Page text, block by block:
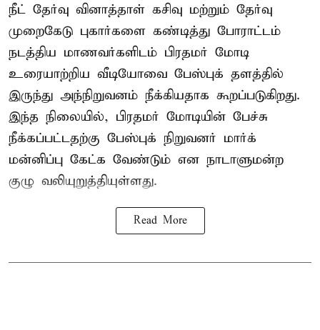
நீட் தேர்வு வினாத்தாள் கசிவு மற்றும் தேர்வு
முறைகேடு புகார்களை கண்டித்து போராட்டம்
நடத்திய மாணவர்களிடம் பிரதமர் மோடி
உரையாற்றிய வீடியோவை பேஸ்புக் தளத்தில்
இருந்து அந்நிறுவனம் நீக்கியதாக கூறப்படுகிறது.
இந்த நிலையில், பிரதமர் மோடியின் பேச்சு
நீக்கப்பட்டதற்கு பேஸ்புக் நிறுவனர் மார்க்
மன்னிப்பு கேட்க வேண்டும் என நாடாளுமன்ற
குழு வலியுறுத்தியுள்ளது.
Read More